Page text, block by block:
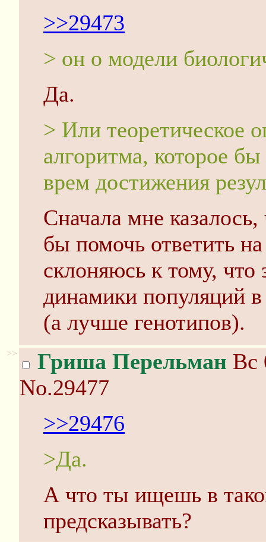
>>29473
> он о модели
Да.
> Или теоретическое
алгоритма, которое
врем достижения
Сначала мне
бы помочь ответить
склоняюсь к тому, что
динамики популяций
(а лучше генотипов).
>> Гриша Перельман Вс
No.29477
>>29476
>Да.
А что ты ищешь в
предсказывать?